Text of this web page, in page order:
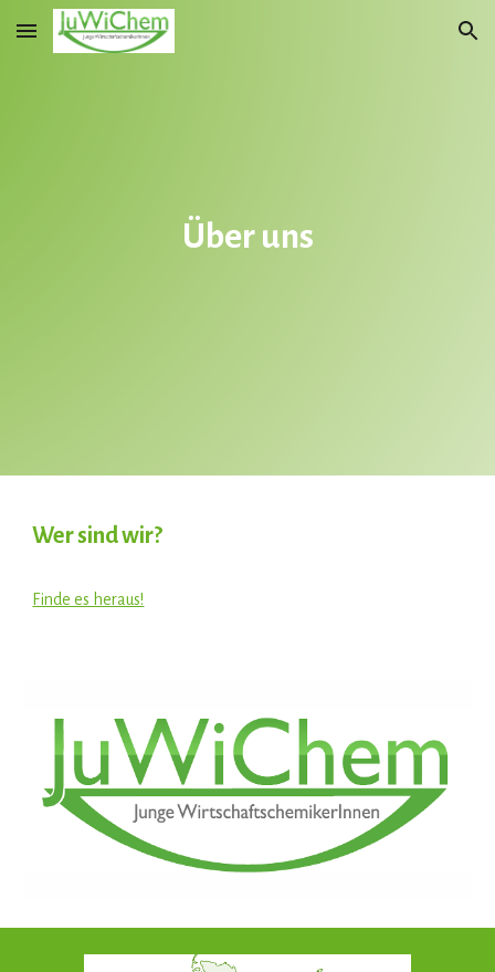
Skip to main content Skip to navigation
Über uns
Wer sind wir?
Finde es heraus!